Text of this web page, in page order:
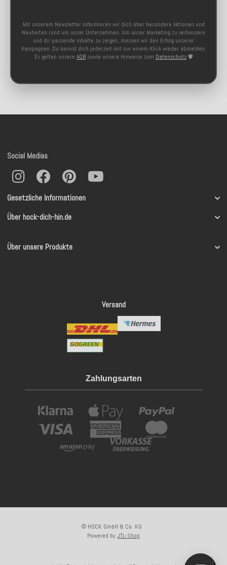
Mit unserem Newsletter informieren wir dich über besondere Aktionen und
Neuheiten rund um unser Unternehmen. Um unser Marketing zu verbessern
und dir passende Inhalte zu zeigen, messen wir den Erfolg unserer
Kampagnen. Du kannst dich jederzeit mit nur einem Klick wieder abmelden.
Es gelten unsere AGB sowie unsere Hinweise zum Datenschutz 🛡️
Gesetzliche Informationen
Über hock-dich-hin.de
Über unsere Produkte
Social Medias
Versand
Zahlungsarten
© HOCK GmbH & Co. KG
Powered byJTL-Shop